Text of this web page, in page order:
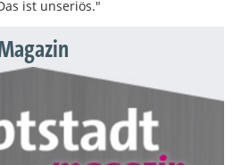
ist unseriös."